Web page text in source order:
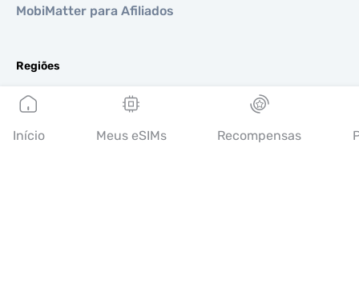
MobiMatter para Afiliados
Regiões
eSIM para Europa
eSIM para Ásia
eSIM para Américas
Início Meus eSIMs Recompensas